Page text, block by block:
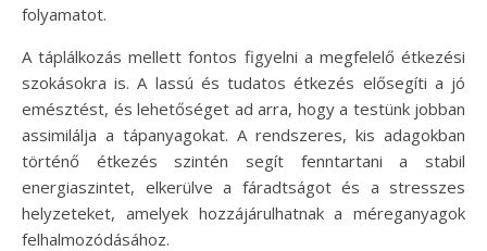
folyamatot.
A táplálkozás mellett fontos figyelni a megfelelő étkezési
szokásokra is. A lassú és tudatos étkezés elősegíti a jó
emésztést, és lehetőséget ad arra, hogy a testünk jobban
assimilálja a tápanyagokat. A rendszeres, kis adagokban
történő étkezés szintén segít fenntartani a stabil
energiaszintet, elkerülve a fáradtságot és a stresszes
helyzeteket, amelyek hozzájárulhatnak a méreganyagok
felhalmozódásához.